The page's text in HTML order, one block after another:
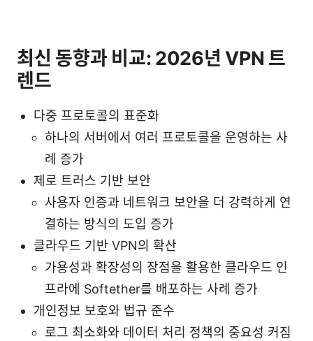
최신 동향과 비교: 2026년 VPN 트
렌드
다중 프로토콜의 표준화
하나의 서버에서 여러 프로토콜을 운영하는 사
례 증가
제로 트러스 기반 보안
사용자 인증과 네트워크 보안을 더 강력하게 연
결하는 방식의 도입 증가
클라우드 기반 VPN의 확산
가용성과 확장성의 장점을 활용한 클라우드 인
프라에 Softether를 배포하는 사례 증가
개인정보 보호와 법규 준수
로그 최소화와 데이터 처리 정책의 중요성 커짐